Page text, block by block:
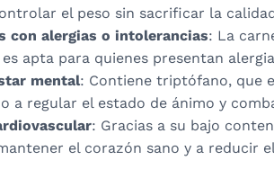
el peso sin sacrificar la
con alergias o intolerancias: La
apta para quienes presentan
mental: Contiene triptófano, que
a regular el estado de ánimo y
: Gracias a su bajo
el corazón sano y a reducir